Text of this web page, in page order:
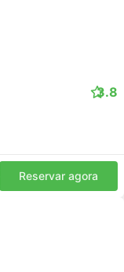
3.8
Reservar agora